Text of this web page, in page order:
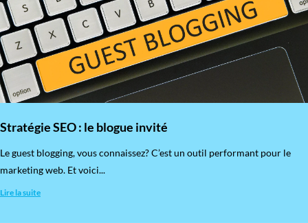
Stratégie SEO : le blogue invité
​Le guest blogging, vous connaissez? C’est un outil performant pour le
marketing web. Et voici...
Lire la suite